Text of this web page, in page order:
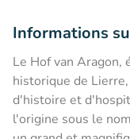
Informations
Le Hof van
historique de
d'histoire et
l'origine sous le